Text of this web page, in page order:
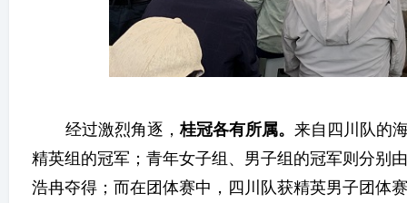
经过激烈角逐，桂冠各有所属。来自四川队的
精英组的冠军；青年女子组、男子组的冠军则分别
浩冉夺得；而在团体赛中，四川队获精英男子团体